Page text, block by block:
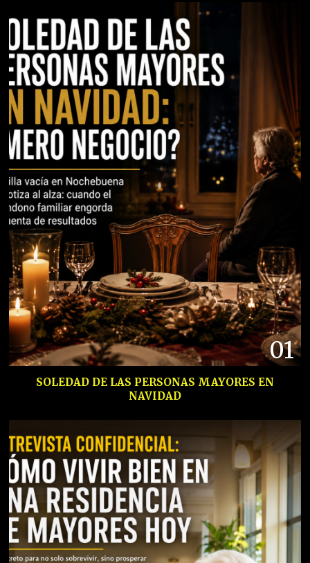
01
SOLEDAD DE LAS PERSONAS MAYORES EN
NAVIDAD